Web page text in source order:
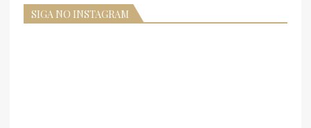
SIGA NO INSTAGRAM